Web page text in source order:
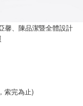
馨、陳品潔暨全體設計
索完為止)